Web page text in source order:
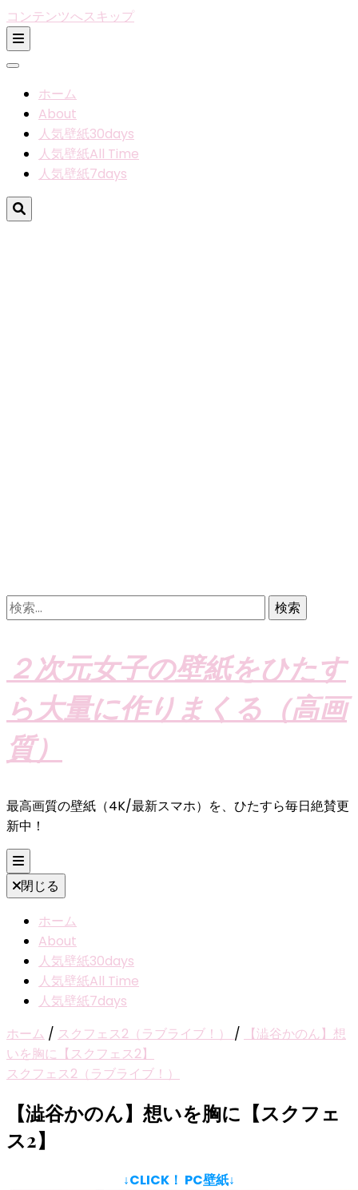
コンテンツへスキップ
ホーム
About
人気壁紙30days
人気壁紙All Time
人気壁紙7days
検
索:
２次元女子の壁紙をひたす
ら大量に作りまくる（高画
質）
最高画質の壁紙（4K/最新スマホ）を、ひたすら毎日絶賛更
新中！
閉じる
ホーム
About
人気壁紙30days
人気壁紙All Time
人気壁紙7days
ホーム / スクフェス2（ラブライブ！） /
【澁谷かのん】想
いを胸に【スクフェス2】
スクフェス2（ラブライブ！）
【澁谷かのん】想いを胸に【スクフェ
ス2】
↓CLICK！ PC壁紙↓